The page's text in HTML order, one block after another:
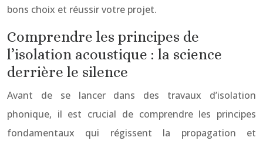
bons choix et réussir votre projet.
Comprendre les principes de
l’isolation acoustique : la science
derrière le silence
Avant de se lancer dans des travaux d’isolation
phonique, il est crucial de comprendre les principes
fondamentaux qui régissent la propagation et